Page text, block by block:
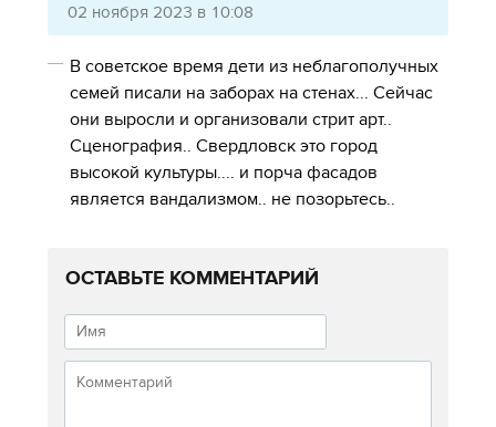
02 ноября 2023 в 10:08
В советское время дети из неблагополучных
семей писали на заборах на стенах... Сейчас
они выросли и организовали стрит арт..
Сценография.. Свердловск это город
высокой культуры.... и порча фасадов
является вандализмом.. не позорьтесь..
ОСТАВЬТЕ КОММЕНТАРИЙ